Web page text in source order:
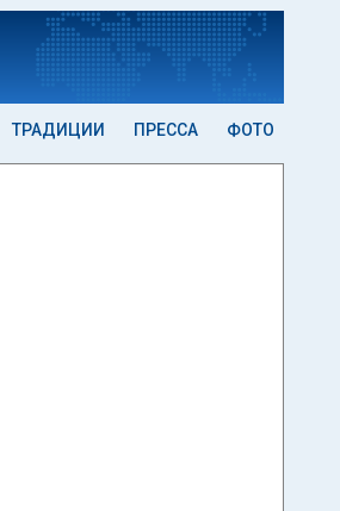
ТРАДИЦИИ ПРЕССА ФОТО